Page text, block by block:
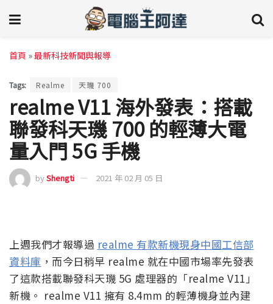
首頁 »最新科技新聞與報導
Tags: Realme 天璣 700
realme V11 海外發表：搭載
聯發科天璣 700 的輕薄大電
量入門 5G 手機
byShengti 2021 年 02 月 05 日
上週我們才報導過 realme 有款新機現身中國工信部
資料庫 ，而今日稍早 realme 就在中國市場率先發表
了這款搭載聯發科天璣 5G 處理器的「realme V11」
新機。 realme V11 擁有 8.4mm 的輕薄機身並內建